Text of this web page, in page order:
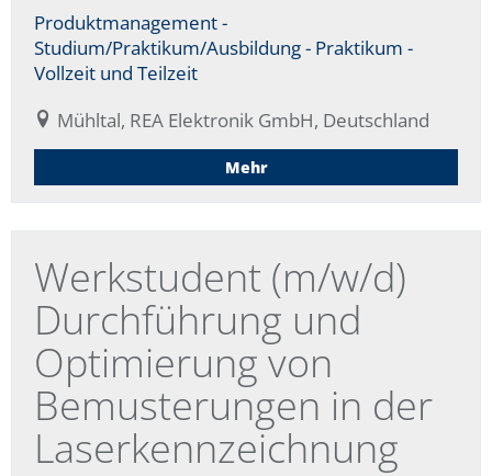
Produktmanagement -
Studium/Praktikum/Ausbildung - Praktikum -
Vollzeit und Teilzeit
Mühltal, REA Elektronik GmbH, Deutschland
Mehr
Werkstudent (m/w/d)
Durchführung und
Optimierung von
Bemusterungen in der
Laserkennzeichnung